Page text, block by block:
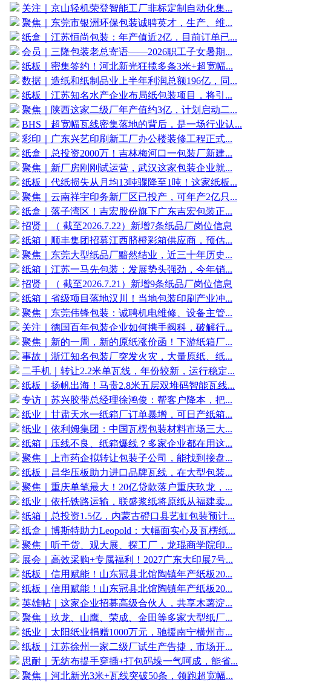
关注｜京山轻机荣登智能工厂非标定制自动化集...
聚焦｜东莞市银洲环保包装诚聘英才，生产、维...
纸盒｜江苏恒尚包装：年产值近2亿，目前订单已...
会员｜三隆包装老总寄语——2026职工子女暑期...
纸板｜密集签约！河北新光狂揽多条3米+超宽幅...
数据｜造纸和纸制品业上半年利润总额196亿，同...
纸板｜江苏知名水产企业布局纸包装项目，将引...
聚焦｜陕西这家二级厂年产值约3亿，计划启动二...
BHS｜超宽幅瓦线密集落地的背后，是一场行业认...
彩印｜广东兴艺印刷新工厂办公楼装修工程正式...
纸盒｜总投资2000万！吉林梅河口一包装厂新建...
聚焦｜新厂房刚刚试运营，武汉这家包装企业就...
纸板｜代纸损失从月均13吨骤降至1吨！这家纸板...
聚焦｜云南祥宇印务新厂区已投产，可年产2亿只...
纸盒｜落子湾区！吉宏股份旗下广东吉宏包装正...
招贤｜（ 截至2026.7.22）新增7条纸品厂岗位信息
纸箱｜顺丰集团招募江西脐橙彩箱供应商，预估...
聚焦｜东莞大型纸品厂黯然结业，近三十年历史...
纸箱｜江苏一马先包装：发展势头强劲，今年销...
招贤｜（ 截至2026.7.21）新增9条纸品厂岗位信息
纸箱｜省级项目落地汉川！当地包装印刷产业冲...
聚焦｜东莞伟锋包装：诚聘机电维修、设备主管...
关注｜德国百年包装企业如何携手阀科，破解行...
聚焦｜新的一周，新的原纸涨价函！下游纸箱厂...
事故｜浙江知名包装厂突发火灾，大量原纸、纸...
二手机｜转让2.2米单瓦线，年份较新，运行稳定...
纸板｜扬帆出海！马贵2.8米五层双堆码智能瓦线...
专访｜苏兴胶带总经理徐鸿俊：帮客户降本，把...
纸业｜甘肃天水一纸箱厂订单暴增，可日产纸箱...
纸业｜依利姆集团：中国瓦楞包装材料市场三大...
纸箱｜压线不良、纸箱爆线？多家企业都在用这...
聚焦｜上市药企拟转让包装子公司，能找到接盘...
纸板｜昌华压板助力进口品牌瓦线，在大型包装...
聚焦｜重庆单笔最大！20亿贷款落户重庆玖龙，...
纸业｜依托铁路运输，联盛浆纸将原纸从福建卖...
纸箱｜总投资1.5亿，内蒙古磴口县艺虹包装预计...
纸盒｜博斯特助力Leopold：大幅面实心及瓦楞纸...
聚焦｜听干货、观大展、探工厂，龙琨商学院印...
展会｜高效采购+专属福利！2027广东大印展7号...
纸板｜信用赋能！山东冠县北馆陶镇年产纸板20...
纸板｜信用赋能！山东冠县北馆陶镇年产纸板20...
英雄帖｜这家企业招募高级合伙人，共享木薯淀...
聚焦｜玖龙、山鹰、荣成、金田等多家大型纸厂...
纸业｜太阳纸业捐赠1000万元，驰援南宁横州市...
纸板｜江苏徐州一家二级厂试生产告捷，市场开...
思耐｜无纺布提手穿插+打包码垛一气呵成，能省...
聚焦｜河北新光3米+瓦线突破50条，领跑超宽幅...